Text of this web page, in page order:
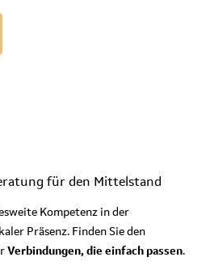
für den Mittelstand
Kompetenz in der
Präsenz. Finden Sie den
Verbindungen, die einfach passen.